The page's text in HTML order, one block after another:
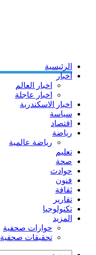
الرئيسية
اخبار
اخبار العالم
اخبار عاجلة
اخبار الاسكندرية
سياسة
اقتصاد
رياضة
رياضة عالمية
تعليم
صحة
حوادث
فنون
ثقافة
تقارير
تكنولوجيا
المزيد
حوارات صحفية
تحقيقات صحفية